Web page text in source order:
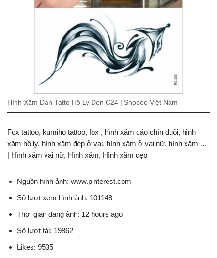
Hình Xăm Dán Tatto Hồ Ly Đen C24 | Shopee Việt Nam
Fox tattoo, kumiho tattoo, fox , hình xăm cáo chín đuôi, hình
xăm hồ ly, hình xăm đẹp ở vai, hình xăm ở vai nữ, hình xăm …
| Hình xăm vai nữ, Hình xăm, Hình xăm đẹp
Nguồn hình ảnh: www.pinterest.com
Số lượt xem hình ảnh: 101148
Thời gian đăng ảnh: 12 hours ago
Số lượt tải: 19862
Likes: 9535